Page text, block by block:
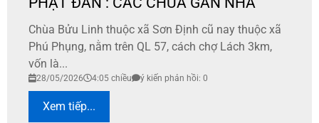
Chùa Bửu Linh thuộc xã Sơn Định cũ nay thuộc xã
Phú Phụng, nằm trên QL 57, cách chợ Lách 3km,
vốn là...
28/05/2026 4:05 chiều ý kiến phản hồi: 0
Xem tiếp...